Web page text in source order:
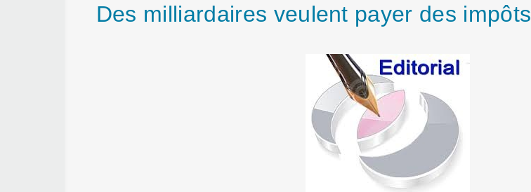
Des milliardaires veulent payer des impôts